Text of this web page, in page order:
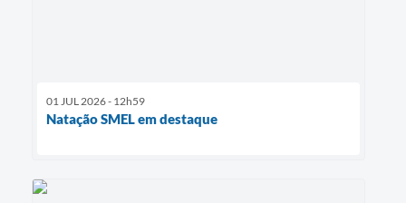
01 JUL 2026 - 12h59
Natação SMEL em destaque